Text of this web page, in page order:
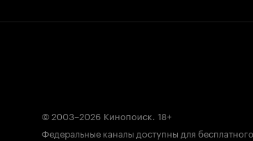
© 2003–2026 Кинопоиск. 18+
Федеральные каналы доступны для